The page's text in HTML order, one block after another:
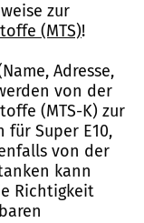
zur
(MTS)!
Adresse,
von der
(MTS-K) zur
für Super E10,
von der
kann
Richtigkeit